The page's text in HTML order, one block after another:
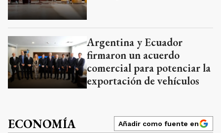
Argentina y Ecuador
firmaron un acuerdo
comercial para potenciar la
exportación de vehículos
ECONOMÍA Añadir como fuente en